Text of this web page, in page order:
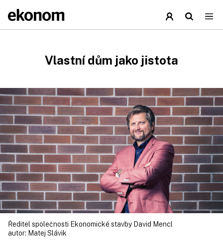
Vlastní dům jako jistota
Ředitel společnosti Ekonomické stavby David Mencl
autor: Matej Slávik